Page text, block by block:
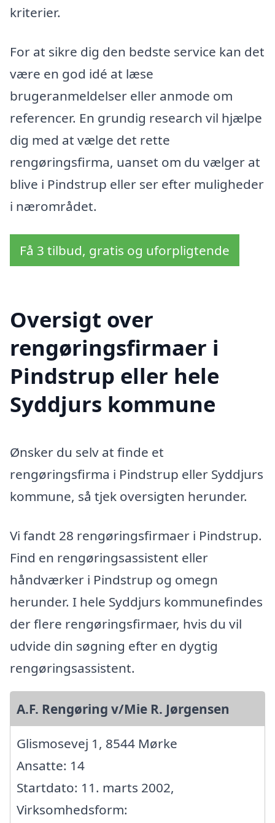
kriterier.
For at sikre dig den bedste service kan det
være en god idé at læse
brugeranmeldelser eller anmode om
referencer. En grundig research vil hjælpe
dig med at vælge det rette
rengøringsfirma, uanset om du vælger at
blive i Pindstrup eller ser efter muligheder
i nærområdet.
Få 3 tilbud, gratis og uforpligtende
Oversigt over
rengøringsfirmaer i
Pindstrup eller hele
Syddjurs kommune
Ønsker du selv at finde et
rengøringsfirma i Pindstrup eller Syddjurs
kommune, så tjek oversigten herunder.
Vi fandt 28 rengøringsfirmaer i Pindstrup.
Find en rengøringsassistent eller
håndværker i Pindstrup og omegn
herunder. I hele Syddjurs kommunefindes
der flere rengøringsfirmaer, hvis du vil
udvide din søgning efter en dygtig
rengøringsassistent.
A.F. Rengøring v/Mie R. Jørgensen
Glismosevej 1, 8544 Mørke
Ansatte: 14
Startdato: 11. marts 2002,
Virksomhedsform: